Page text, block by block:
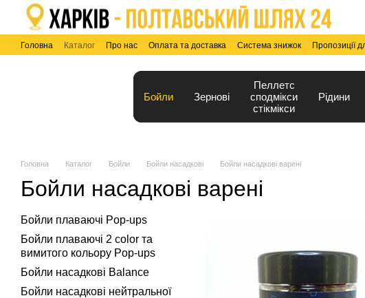
Перейти до основного контенту
Головна Каталог Про нас Оплата та доставка Система знижок Пропозиції
Бойли Зернові
Пеллетс
сподмікси
стікмікси
Рідини
Головна Каталог Бойли Бойли насадкові Бойли насадкові варені
Бойли насадкові варені
Бойли плаваючі Pop-ups
Бойли плаваючі 2 color та
вимитого кольору Pop-ups
Бойли насадкові Balance
Бойли насадкові нейтральної